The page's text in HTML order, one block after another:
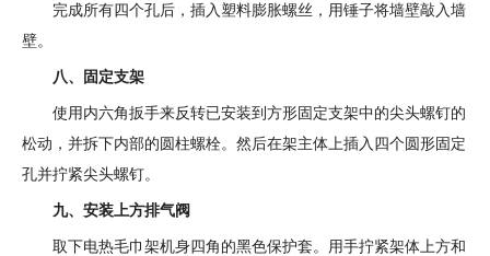
完成所有四个孔后，插入塑料膨胀螺丝，用锤子将墙壁敲入墙
壁。
八、固定支架
使用内六角扳手来反转已安装到方形固定支架中的尖头螺钉的
松动，并拆下内部的圆柱螺栓。然后在架主体上插入四个圆形固定
孔并拧紧尖头螺钉。
九、安装上方排气阀
取下电热毛巾架机身四角的黑色保护套。用手拧紧架体上方和